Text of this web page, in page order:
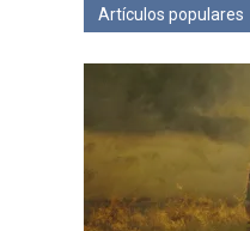
Artículos populares